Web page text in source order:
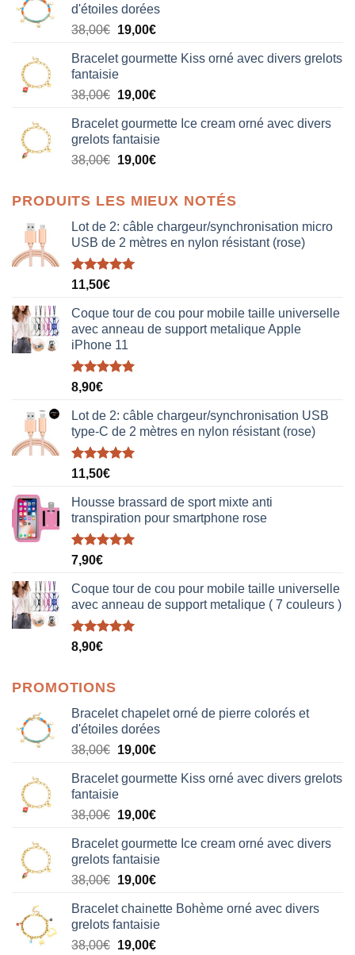
d'étoiles dorées
38,00€ Le
initial
était :
38,00€.
19,00€Le
actuel
19,00€.
Bracelet gourmette Kiss orné avec divers grelots
fantaisie
38,00€ Le
initial
était :
38,00€.
19,00€Le
actuel
est :
19,00€.
Bracelet gourmette Ice cream orné avec divers
grelots fantaisie
38,00€ Le
était :
38,00€.
19,00€Le
est :
19,00€.
PRODUITS LES MIEUX NOTÉS
Lot de 2: câble chargeur/synchronisation micro
USB de 2 mètres en nylon résistant (rose)
Note5.00
11,50€
Coque tour de cou pour mobile taille universelle
avec anneau de support metalique Apple
iPhone 11
Note5.00
8,90€
Lot de 2: câble chargeur/synchronisation USB
type-C de 2 mètres en nylon résistant (rose)
Note5.00
11,50€
Housse brassard de sport mixte anti
transpiration pour smartphone rose
Note5.00
7,90€
Coque tour de cou pour mobile taille universelle
avec anneau de support metalique ( 7 couleurs )
Note5.00
8,90€
PROMOTIONS
Bracelet chapelet orné de pierre colorés et
d'étoiles dorées
38,00€ Le
initial
était :
38,00€.
19,00€Le
actuel
19,00€.
Bracelet gourmette Kiss orné avec divers grelots
fantaisie
38,00€ Le
initial
était :
38,00€.
19,00€Le
actuel
est :
19,00€.
Bracelet gourmette Ice cream orné avec divers
grelots fantaisie
38,00€ Le
initial
était :
38,00€.
19,00€Le
actuel
est :
19,00€.
Bracelet chainette Bohème orné avec divers
grelots fantaisie
38,00€ Le
19,00€Le